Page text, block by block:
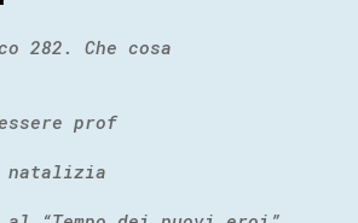
282. Che cosa
prof